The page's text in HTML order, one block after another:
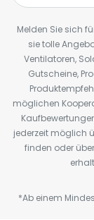
Melden Sie sich
sie tolle
Ventilatoren,
Gutscheine,
möglichen
jederzeit möglich
finden oder
*Ab einem